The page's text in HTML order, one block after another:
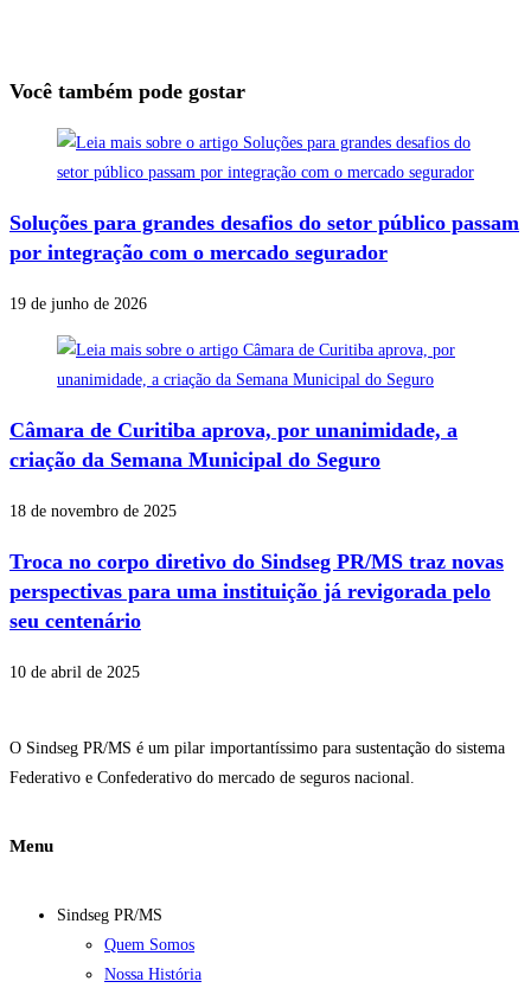
Você também pode gostar
Soluções para grandes desafios do setor público passam
por integração com o mercado segurador
19 de junho de 2026
Câmara de Curitiba aprova, por unanimidade, a
criação da Semana Municipal do Seguro
18 de novembro de 2025
Troca no corpo diretivo do Sindseg PR/MS traz novas
perspectivas para uma instituição já revigorada pelo
seu centenário
10 de abril de 2025
O Sindseg PR/MS é um pilar importantíssimo para sustentação do sistema
Federativo e Confederativo do mercado de seguros nacional.
Menu
Sindseg PR/MS
Quem Somos
Nossa História